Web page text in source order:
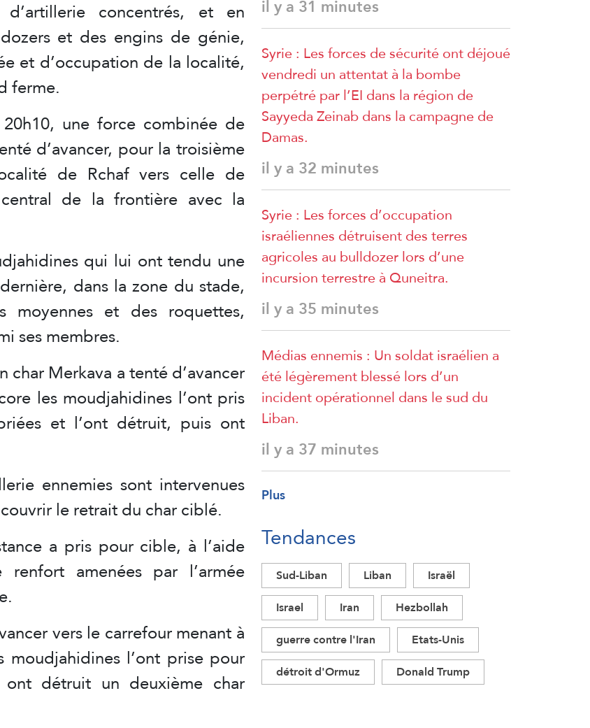
concentrés, et en
et des engins de génie,
et d’occupation de la localité,
ferme.
une force combinée de
d’avancer, pour la troisième
de Rchaf vers celle de
de la frontière avec la
qui lui ont tendu une
dans la zone du stade,
moyennes et des roquettes,
ses membres.
Merkava a tenté d’avancer
les moudjahidines l’ont pris
et l’ont détruit, puis ont
ennemies sont intervenues
le retrait du char ciblé.
a pris pour cible, à l’aide
amenées par l’armée
vers le carrefour menant à
l’ont prise pour
détruit un deuxième char
il y a 31 minutes
Syrie : Les forces de sécurité ont déjoué
vendredi un attentat à la bombe
perpétré par l’EI dans la région de
Sayyeda Zeinab dans la campagne de
Damas.
il y a 32 minutes
Syrie : Les forces d’occupation
israéliennes détruisent des terres
agricoles au bulldozer lors d’une
incursion terrestre à Quneitra.
il y a 35 minutes
Médias ennemis : Un soldat israélien a
été légèrement blessé lors d’un
incident opérationnel dans le sud du
Liban.
il y a 37 minutes
Plus
Tendances
Sud-Liban Liban
Israël
Israel
Iran
Hezbollah
guerre contre l'Iran
Etats-Unis
détroit d'Ormuz
Donald Trump